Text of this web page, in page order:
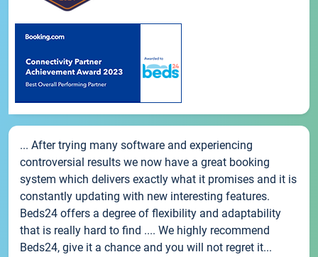
... After trying many software and experiencing
controversial results we now have a great booking
system which delivers exactly what it promises and it is
constantly updating with new interesting features.
Beds24 offers a degree of flexibility and adaptability
that is really hard to find .... We highly recommend
Beds24, give it a chance and you will not regret it...